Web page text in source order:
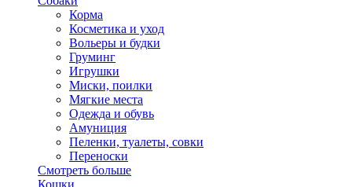
Корма
Косметика и уход
Вольеры и будки
Груминг
Игрушки
Миски, поилки
Мягкие места
Одежда и обувь
Амуниция
Пеленки, туалеты, совки
Переноски
Смотреть больше
Кошки